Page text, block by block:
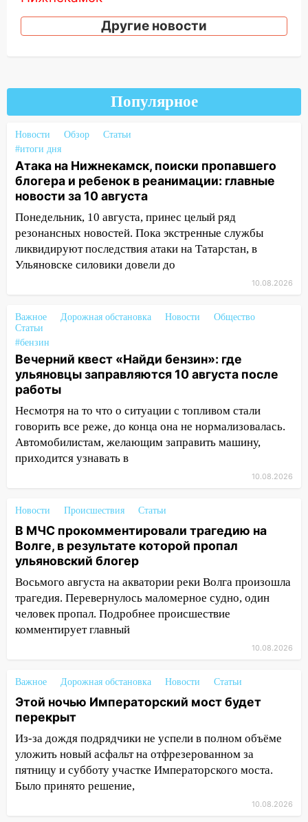
10:51
В Ульяновской области
перехвачены четыре беспилотника
Во время атаки беспилотников в
Нижнекамске погибли люди: в
республике объявили траур
10:06 За выходные выпало больше
месячной нормы осадков и упало 111
деревьев в Ульяновске
10:00 В Кузоватово ураганный ветер
повредил кровли районного дома
культуры и школы
09:20 Момент падения дерева на
машину в Ульяновске попал на видео
09:16
Утро ульяновских водителей
началось с «глухой» пробки на старом
мосту
09:10 Соцсети: на Московском шоссе в
Ульяновске произошла авария
08:02 В Ульяновске во время
диспансеризации у 26-летнего парня
выявили онкологию
07:00 Прохладная ночь и ветреный
день: прогноз погоды в Ульяновске 10
Как разрушительный ураган,
потопы и падающие деревья
парализовали Ульяновскую область: ЧП
за выходные
05:50 Пять украденных лошадей и
смертельная драка
05:00 Боль, скованность и старение
дисков: как повседневные привычки
03:00
День скрытых ловушек и
внезапных подарков судьбы: гороскоп
на 10 августа
09.08.2026
21:58 В Ульяновске около «нового»
моста утопили автомобиль «Вольво»
Итоги 9 августа в Ульяновской
Другие новости
Популярное
Новости Обзор
Статьи
#итоги дня
Атака на Нижнекамск, поиски пропавшего
блогера и ребенок в реанимации: главные
новости за 10 августа
Понедельник, 10 августа, принес целый ряд
резонансных новостей. Пока экстренные службы
ликвидируют последствия атаки на Татарстан, в
Ульяновске силовики довели до
10.08.2026
Важное Дорожная обстановка Новости
Общество
Статьи
#бензин
Вечерний квест «Найди бензин»: где
ульяновцы заправляются 10 августа после
работы
Несмотря на то что о ситуации с топливом стали
говорить все реже, до конца она не нормализовалась.
Автомобилистам, желающим заправить машину,
приходится узнавать в
10.08.2026
Новости Происшествия Статьи
В МЧС прокомментировали трагедию на
Волге, в результате которой пропал
ульяновский блогер
Восьмого августа на акватории реки Волга произошла
трагедия. Перевернулось маломерное судно, один
человек пропал. Подробнее происшествие
комментирует главный
10.08.2026
Важное Дорожная обстановка Новости Статьи
Этой ночью Императорский мост будет
перекрыт
Из-за дождя подрядчики не успели в полном объёме
уложить новый асфальт на отфрезерованном за
пятницу и субботу участке Императорского моста.
Было принято решение,
10.08.2026